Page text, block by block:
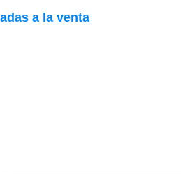
a la venta